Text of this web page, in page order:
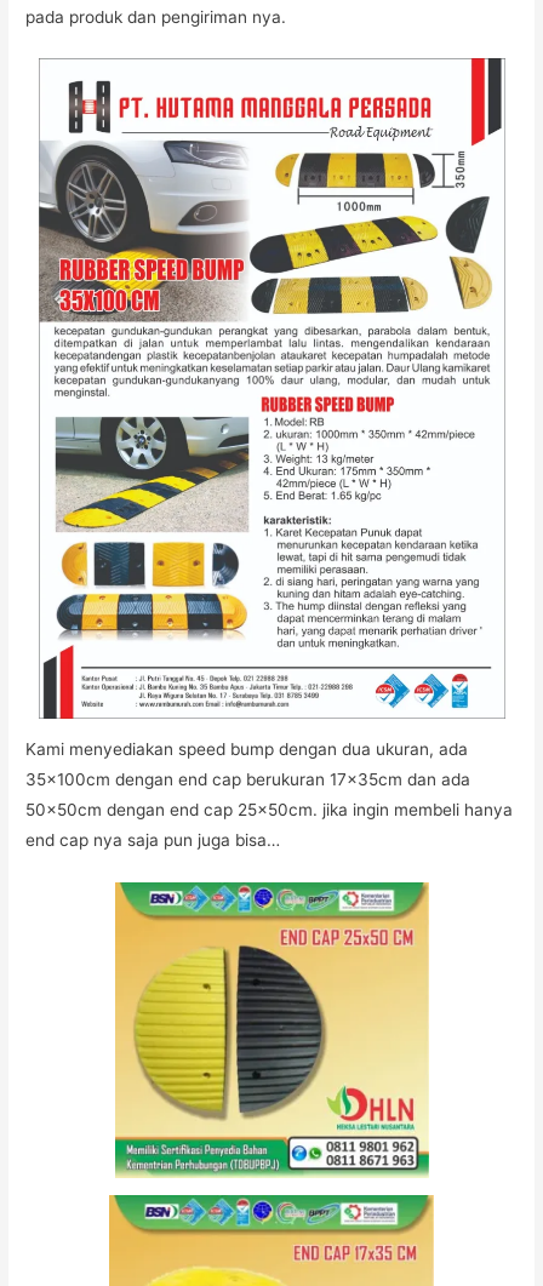
pada produk dan pengiriman nya.
Kami menyediakan speed bump dengan dua ukuran, ada
35x100cm dengan end cap berukuran 17x35cm dan ada
50x50cm dengan end cap 25x50cm. jika ingin membeli hanya
end cap nya saja pun juga bisa…